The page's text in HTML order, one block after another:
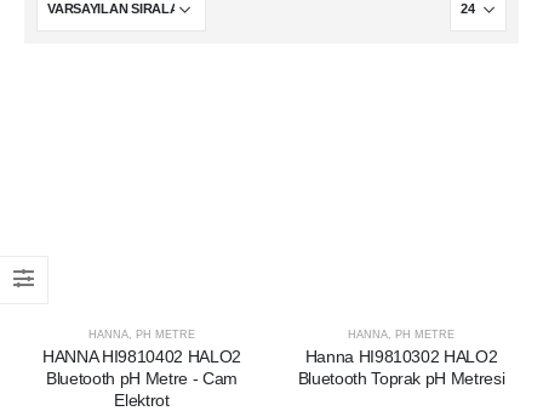
HANNA PH METRE
HANNA HI9810402 HALO2
Bluetooth pH Metre - Cam
Elektrot
HANNA PH METRE
Hanna HI9810302 HALO2
Bluetooth Toprak pH Metresi